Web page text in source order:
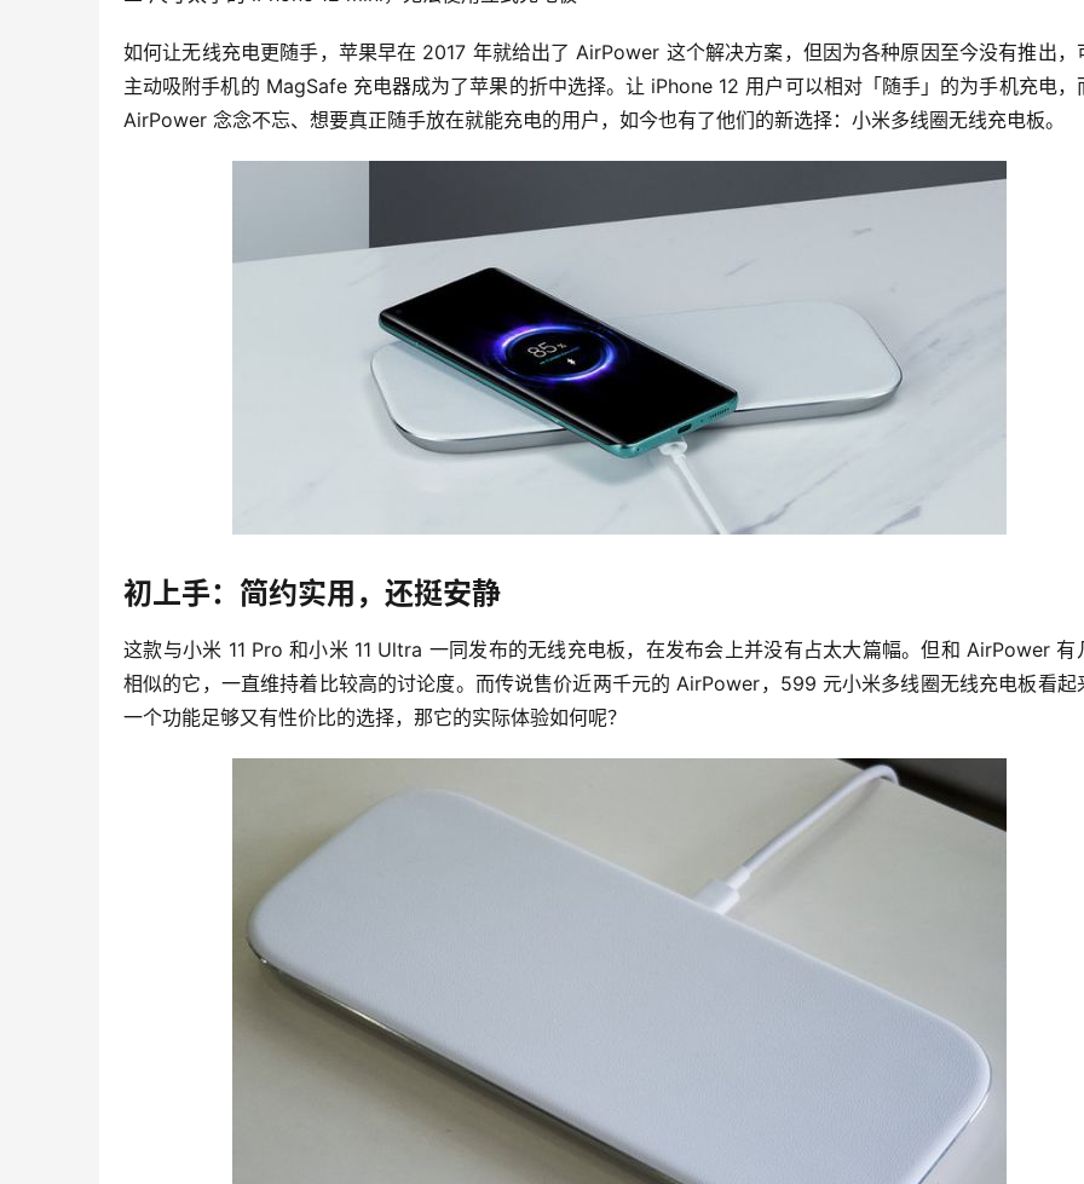
如何让无线充电更随手，苹果早在 2017 年就给出了 AirPower 这个解决方案，但因为各种原因至今没有推出，
主动吸附手机的 MagSafe 充电器成为了苹果的折中选择。让 iPhone 12 用户可以相对「随手」的为手机充电，
AirPower 念念不忘、想要真正随手放在就能充电的用户，如今也有了他们的新选择：小米多线圈无线充电板。
初上手：简约实用，还挺安静
这款与小米 11 Pro 和小米 11 Ultra 一同发布的无线充电板，在发布会上并没有占太大篇幅。但和 AirPower 有
相似的它，一直维持着比较高的讨论度。而传说售价近两千元的 AirPower，599 元小米多线圈无线充电板看起
一个功能足够又有性价比的选择，那它的实际体验如何呢？